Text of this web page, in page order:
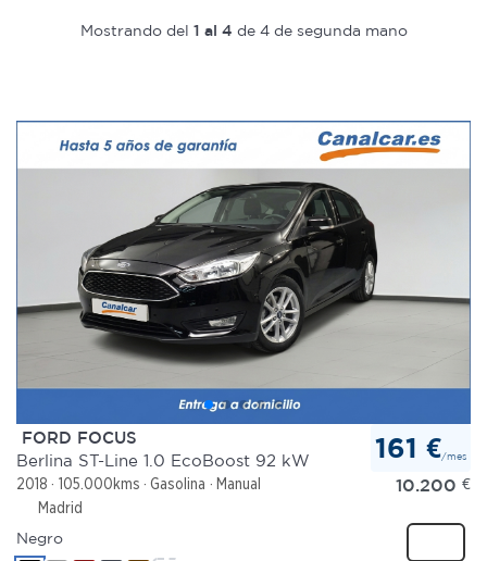
Mostrando del 1 al 4 de 4 de segunda mano
FORD FOCUS
Berlina ST-Line 1.0 EcoBoost 92 kW
2018 105.000kms Gasolina
Manual
Madrid
161 €/mes
10.200 €
Negro